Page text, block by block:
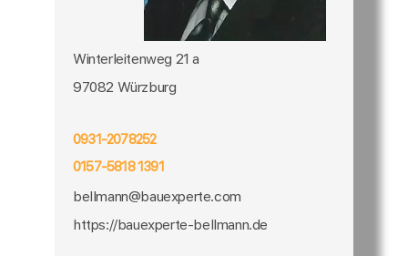
Winterleitenweg 21 a
97082 Würzburg
0931-2078252
0157-5818 1391
bellmann@bauexperte.com
https://bauexperte-bellmann.de